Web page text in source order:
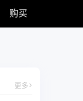
购买
更多>